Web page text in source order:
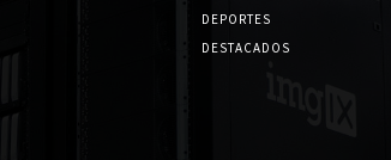
DEPORTES
DESTACADOS